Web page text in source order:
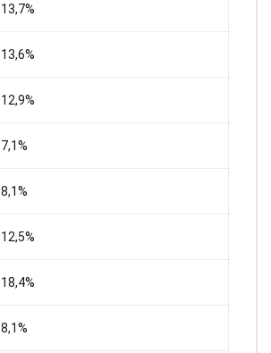
13,7%
13,6%
12,9%
7,1%
8,1%
12,5%
18,4%
8,1%